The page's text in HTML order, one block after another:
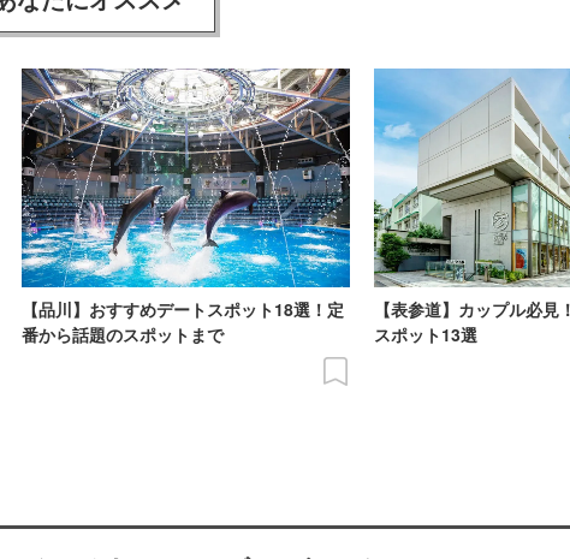
【品川】おすすめデートスポット18選！定
番から話題のスポットまで
【表参道】カップル必見
スポット13選